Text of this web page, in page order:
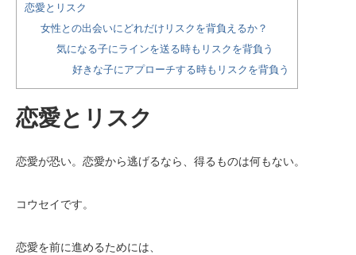
恋愛とリスク
女性との出会いにどれだけリスクを背負えるか？
気になる子にラインを送る時もリスクを背負う
好きな子にアプローチする時もリスクを背負う
恋愛とリスク
恋愛が恐い。恋愛から逃げるなら、得るものは何もない。
コウセイです。
恋愛を前に進めるためには、